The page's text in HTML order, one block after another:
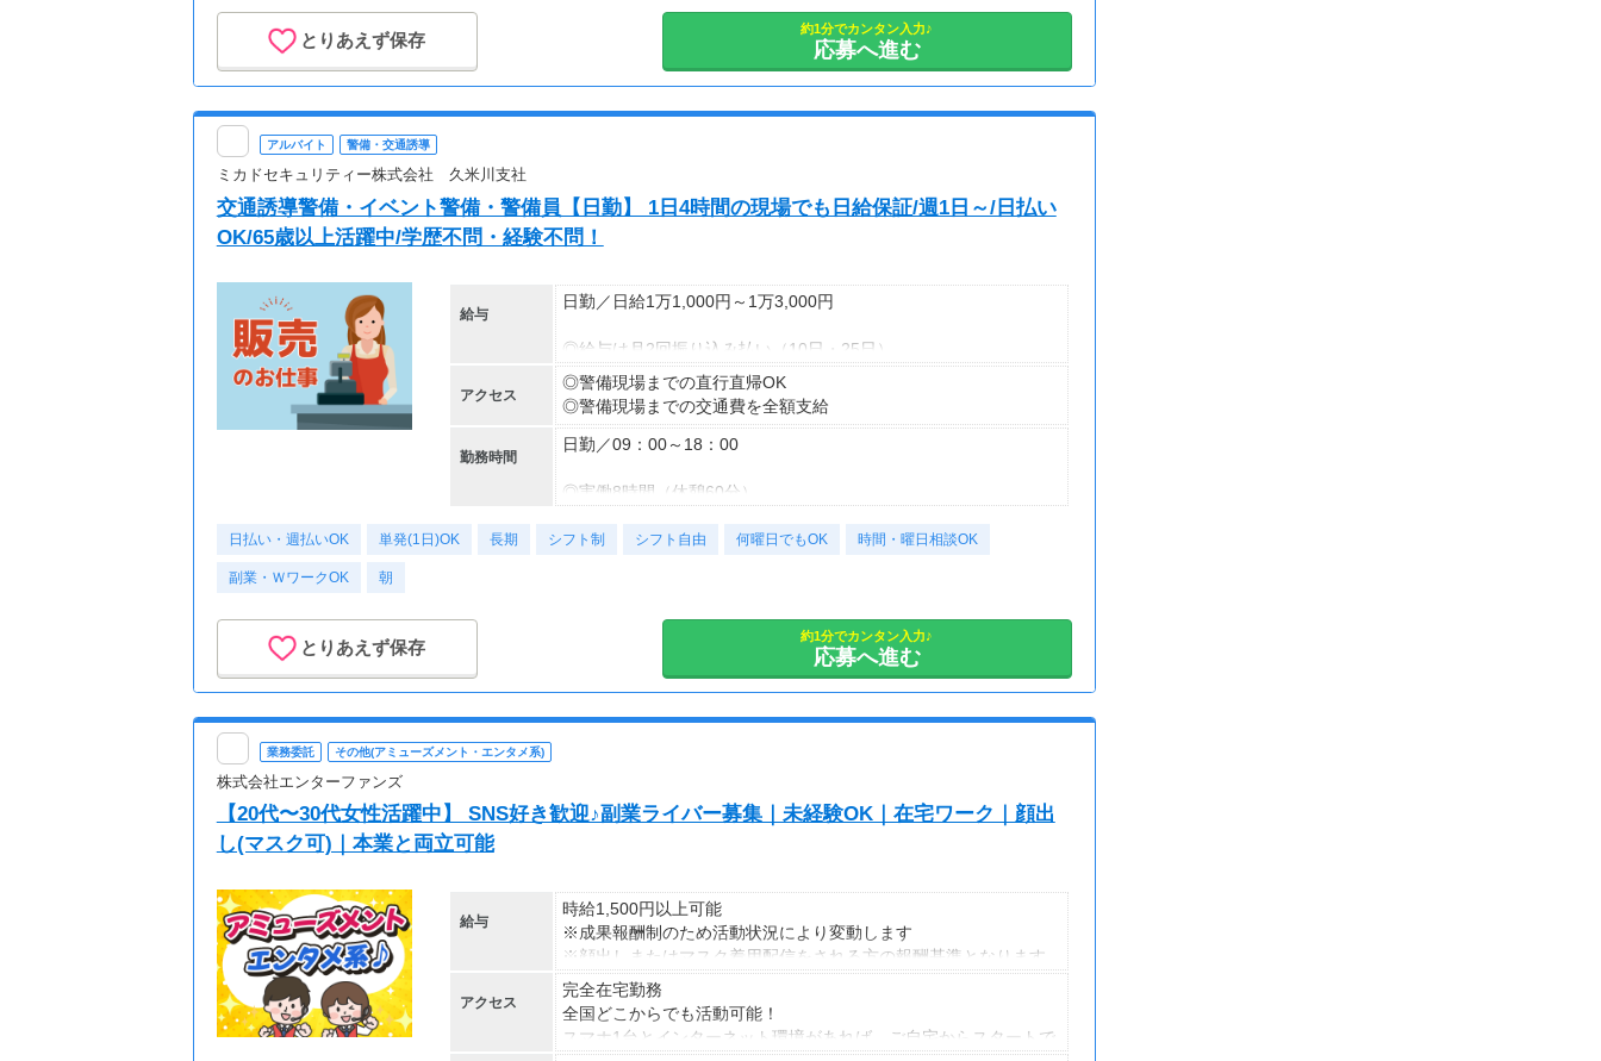
とりあえず保存
約1分でカンタン入力♪
応募へ進む
アルバイト 警備・交通誘導
ミカドセキュリティー株式会社 久米川支社
交通誘導警備・イベント警備・警備員【日勤】 1日4時間の現場でも日給保証/週1日～/日払い
OK/65歳以上活躍中/学歴不問・経験不問！
給与
日勤／日給1万1,000円～1万3,000円
◎給与は月2回振り込み払い（10日・25日）
◎日払い制度の利用も可能（規定あり）
◎有資格者は日給+2,000円（一般路線は+1,000円）
◎資格取得費用は当社全額負担
65～69歳：日勤／日給1万800円
アクセス
◎警備現場までの直行直帰OK
◎警備現場までの交通費を全額支給
勤務時間
日勤／09：00～18：00
◎実働8時間（休憩60分）
◎週5日のレギュラーワークOK
現場によっては9:00～11:00で終了した例もあります。
＜日勤の1日の流れ一例＞
08：50 自宅から現場に到着
10：15 お仕事再開
12：00 お昼休憩（1時間）
13：00 お仕事再開
15：00 15分休憩
15：15 お仕事再開
17：00 今日は早上がりで終了！お疲れ様です！
日払い・週払いOK 単発(1日)OK 長期 シフト制 シフト自由 何曜日でもOK 時間・曜日相談OK
副業・ＷワークOK 朝
とりあえず保存
約1分でカンタン入力♪
応募へ進む
業務委託 その他(アミューズメント・エンタメ系)
株式会社エンターファンズ
【20代〜30代女性活躍中】 SNS好き歓迎♪副業ライバー募集｜未経験OK｜在宅ワーク｜顔出
し(マスク可)｜本業と両立可能
給与
時給1,500円以上可能
※成果報酬制のため活動状況により変動します
※顔出しまたはマスク着用配信をされる方の報酬基準となります
【収入例】
■事務職Aさん（週3日・月50時間程度）
月収8万円～15万円
■営業職Bさん（週4日・月80時間程度）
アクセス
完全在宅勤務
全国どこからでも活動可能！
スマホ1台とインターネット環境があれば、ご自宅からスタートで